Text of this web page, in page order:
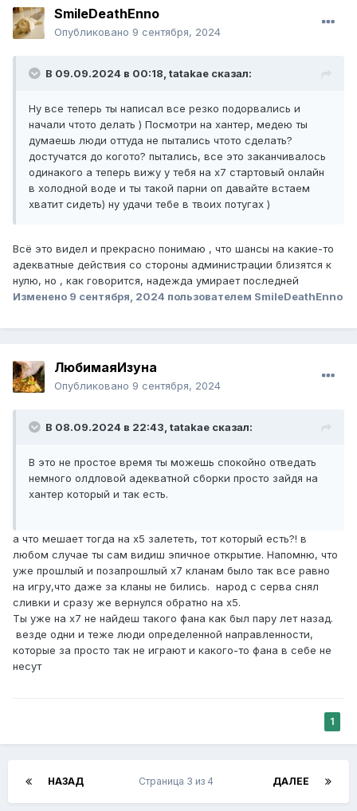
SmileDeathEnno
Опубликовано 9 сентября, 2024
В 09.09.2024 в 00:18, tatakae сказал:
Ну все теперь ты написал все резко подорвались и
начали чтото делать ) Посмотри на хантер, медею ты
думаешь люди оттуда не пытались чтото сделать?
достучатся до когото? пытались, все это заканчивалось
одинакого а теперь вижу у тебя на х7 стартовый онлайн
в холодной воде и ты такой парни оп давайте встаем
хватит сидеть) ну удачи тебе в твоих потугах )
Всё это видел и прекрасно понимаю , что шансы на какие-то
адекватные действия со стороны администрации близятся к
нулю, но , как говорится, надежда умирает последней
Изменено 9 сентября, 2024 пользователем SmileDeathEnno
ЛюбимаяИзуна
Опубликовано 9 сентября, 2024
В 08.09.2024 в 22:43, tatakae сказал:
В это не простое время ты можешь спокойно отведать
немного олдловой адекватной сборки просто зайдя на
хантер который и так есть.
а что мешает тогда на х5 залететь, тот который есть?! в
любом случае ты сам видиш эпичное открытие. Напомню, что
уже прошлый и позапрошлый х7 кланам было так все равно
на игру,что даже за кланы не бились. народ с серва снял
сливки и сразу же вернулся обратно на х5.
Ты уже на х7 не найдеш такого фана как был пару лет назад.
везде одни и теже люди определенной направленности,
которые за просто так не играют и какого-то фана в себе не
несут
1
НАЗАД ДАЛЕЕ
Страница 3 из 4